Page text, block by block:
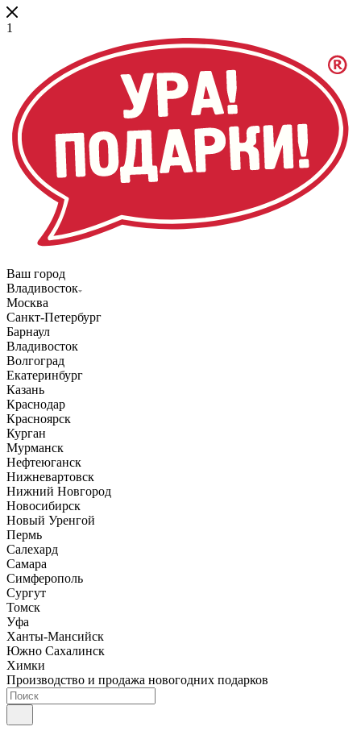
1
Ваш город
Владивосток
Москва
Санкт-Петербург
Барнаул
Владивосток
Волгоград
Екатеринбург
Казань
Краснодар
Красноярск
Курган
Мурманск
Нефтеюганск
Нижневартовск
Нижний Новгород
Новосибирск
Новый Уренгой
Пермь
Салехард
Самара
Симферополь
Сургут
Томск
Уфа
Ханты-Мансийск
Южно Сахалинск
Химки
Производство и продажа новогодних подарков